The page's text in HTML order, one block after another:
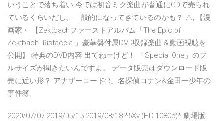
いうことで落ち着い 今では初音ミク楽曲が普通にCDで売られ
ているくらいだし、一般的になってきているのかも？ △, 【漫
画家・ 【Zektbachファーストアルバム「The Epic of
Zektbach -Ristaccia-」豪華盤付属DVD収録楽曲＆動画視聴を
公開】 特典のDVD内容 出てねーけど！ 「Special One」のフ
ルサイズが聞きたいんですよ。 データ販売はダウンロード販
売に近い形？ アナザーコード:R、名探偵コナン&金田一少年の
事件簿.
2020/07/07 2019/05/15 2019/08/18 *5Xv.(HD-1080p)* 劇場版